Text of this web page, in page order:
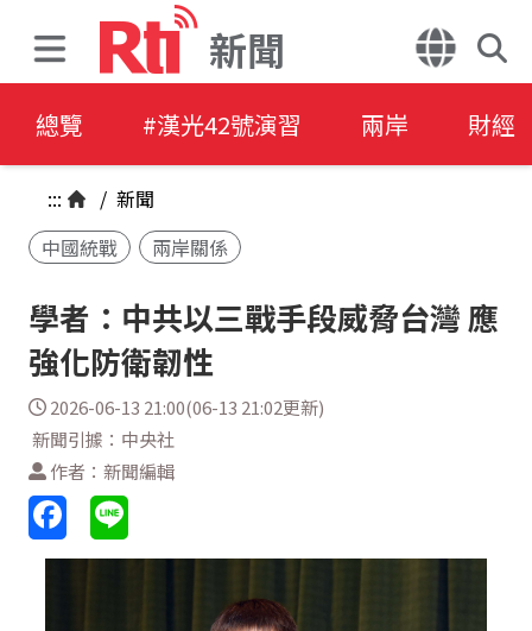
新聞
總覽 #漢光42號演習 兩岸 財經
::: / 新聞
中國統戰
兩岸關係
學者：中共以三戰手段威脅台灣 應
強化防衛韌性
2026-06-13 21:00(06-13 21:02更新)
新聞引據：中央社
作者：新聞編輯